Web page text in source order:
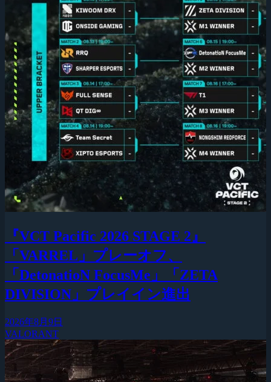
『VCT Pacific 2026 STAGE 2』
「VARREL」プレーオフ、
「DetonatioN FocusMe」「ZETA
DIVISION」プレイイン進出
2026年8月9日
VALORANT